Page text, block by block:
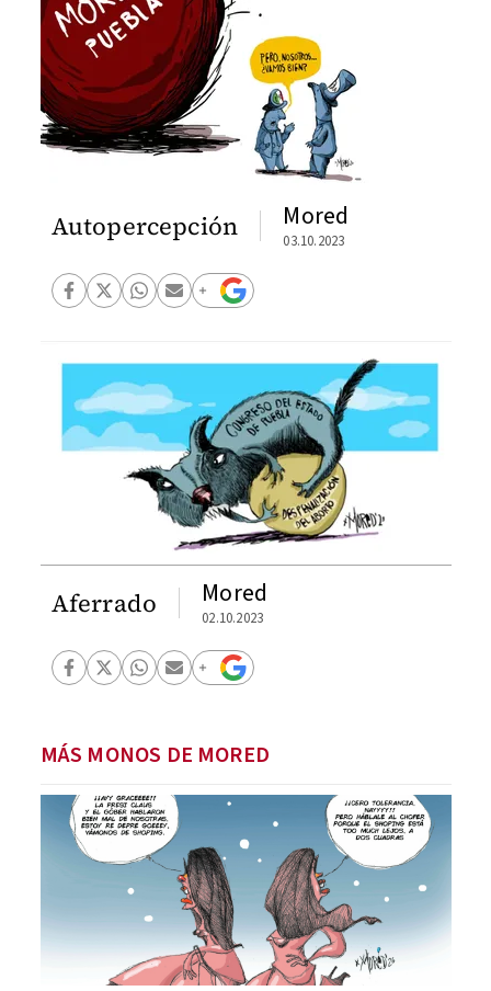
Autopercepción Mored
03.10.2023
Aferrado Mored
02.10.2023
MÁS MONOS DE MORED